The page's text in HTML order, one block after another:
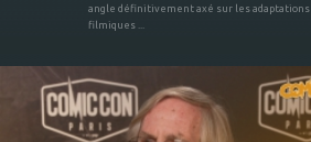
angle définitivement axé sur les adaptations
filmiques ...